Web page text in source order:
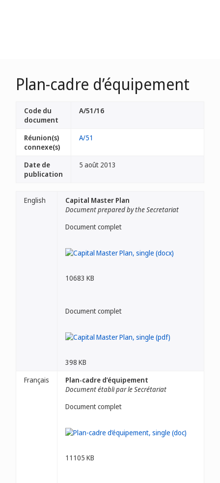
Plan-cadre d’équipement
Code du
document
A/51/16
Réunion(s)
connexe(s)
A/51
Date de
publication
5 août 2013
English
Capital Master Plan
Document prepared by the Secretariat
Document complet
10683 KB
Document complet
398 KB
Français
Plan-cadre d’équipement
Document établi par le Secrétariat
Document complet
11105 KB